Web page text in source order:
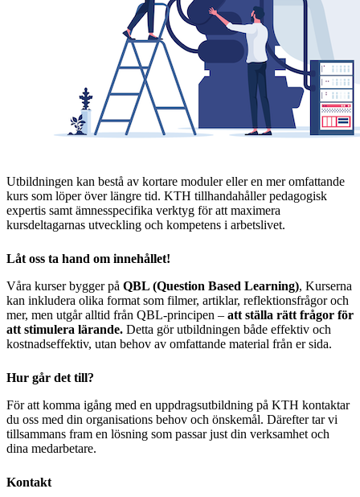
Utbildningen kan bestå av kortare moduler eller en mer omfattande
kurs som löper över längre tid. KTH tillhandahåller pedagogisk
expertis samt ämnesspecifika verktyg för att maximera
kursdeltagarnas utveckling och kompetens i arbetslivet.
Låt oss ta hand om innehållet!
Våra kurser bygger på QBL (Question Based Learning), Kurserna
kan inkludera olika format som filmer, artiklar, reflektionsfrågor och
mer, men utgår alltid från QBL-principen – att ställa rätt frågor för
att stimulera lärande. Detta gör utbildningen både effektiv och
kostnadseffektiv, utan behov av omfattande material från er sida.
Hur går det till?
För att komma igång med en uppdragsutbildning på KTH kontaktar
du oss med din organisations behov och önskemål. Därefter tar vi
tillsammans fram en lösning som passar just din verksamhet och
dina medarbetare.
Kontakt